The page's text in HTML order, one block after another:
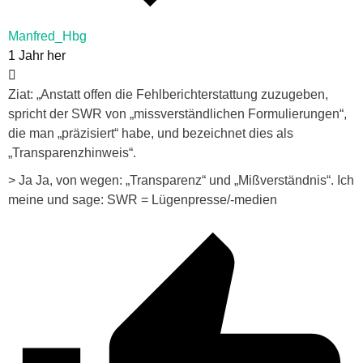
Manfred_Hbg
1 Jahr her
Ziat: „Anstatt offen die Fehlberichterstattung zuzugeben,
spricht der SWR von „missverständlichen Formulierungen“,
die man „präzisiert“ habe, und bezeichnet dies als
„Transparenzhinweis“.
> Ja Ja, von wegen: „Transparenz“ und „Mißverständnis“. Ich
meine und sage: SWR = Lügenpresse/-medien